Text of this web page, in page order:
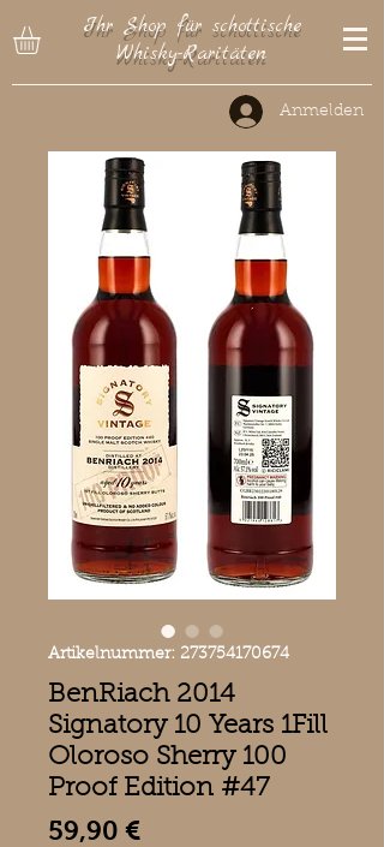
Ihr Shop für schottische
Whisky-Raritäten
Anmelden
Artikelnummer: 273754170674
BenRiach 2014
Signatory 10 Years 1Fill
Oloroso Sherry 100
Proof Edition #47
59,90 €Preis